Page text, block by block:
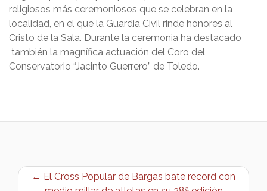
religiosos más ceremoniosos que se celebran en la
localidad, en el que la Guardia Civil rinde honores al
Cristo de la Sala. Durante la ceremonia ha destacado
también la magnífica actuación del Coro del
Conservatorio “Jacinto Guerrero” de Toledo.
← El Cross Popular de Bargas bate record con